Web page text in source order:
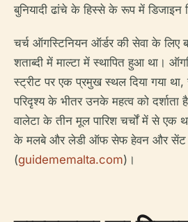
बुनियादी ढांचे के हिस्से के रूप में डिजाइन
चर्च ऑगस्टिनियन ऑर्डर की सेवा के लिए
शताब्दी में माल्टा में स्थापित हुआ था।
स्ट्रीट पर एक प्रमुख स्थल दिया गया था,
परिदृश्य के भीतर उनके महत्व को
वालेटा के तीन मूल पारिश चर्चों में से एक
के मलबे और लेडी ऑफ सेफ हेवन और सेंट
(guidememalta.com)।